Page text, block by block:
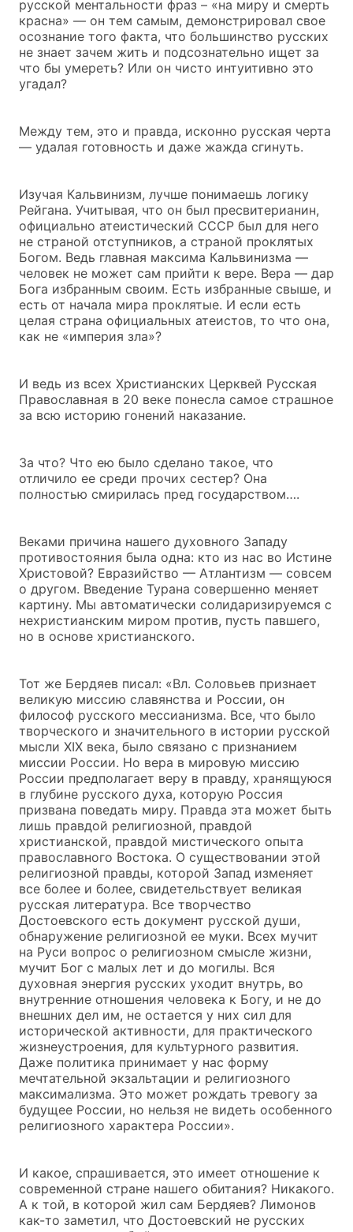
русской ментальности фраз – «на миру и смерть
красна» — он тем самым, демонстрировал свое
осознание того факта, что большинство русских
не знает зачем жить и подсознательно ищет за
что бы умереть? Или он чисто интуитивно это
угадал?
Между тем, это и правда, исконно русская черта
— удалая готовность и даже жажда сгинуть.
Изучая Кальвинизм, лучше понимаешь логику
Рейгана. Учитывая, что он был пресвитерианин,
официально атеистический СССР был для него
не страной отступников, а страной проклятых
Богом. Ведь главная максима Кальвинизма —
человек не может сам прийти к вере. Вера — дар
Бога избранным своим. Есть избранные свыше, и
есть от начала мира проклятые. И если есть
целая страна официальных атеистов, то что она,
как не «империя зла»?
И ведь из всех Христианских Церквей Русская
Православная в 20 веке понесла самое страшное
за всю историю гонений наказание.
За что? Что ею было сделано такое, что
отличило ее среди прочих сестер? Она
полностью смирилась пред государством….
Веками причина нашего духовного Западу
противостояния была одна: кто из нас во Истине
Христовой? Евразийство — Атлантизм — совсем
о другом. Введение Турана совершенно меняет
картину. Мы автоматически солидаризируемся с
нехристианским миром против, пусть павшего,
но в основе христианского.
Тот же Бердяев писал: «Вл. Соловьев признает
великую миссию славянства и России, он
философ русского мессианизма. Все, что было
творческого и значительного в истории русской
мысли XIX века, было связано с признанием
миссии России. Но вера в мировую миссию
России предполагает веру в правду, хранящуюся
в глубине русского духа, которую Россия
призвана поведать миру. Правда эта может быть
лишь правдой религиозной, правдой
христианской, правдой мистического опыта
православного Востока. О существовании этой
религиозной правды, которой Запад изменяет
все более и более, свидетельствует великая
русская литература. Все творчество
Достоевского есть документ русской души,
обнаружение религиозной ее муки. Всех мучит
на Руси вопрос о религиозном смысле жизни,
мучит Бог с малых лет и до могилы. Вся
духовная энергия русских уходит внутрь, во
внутренние отношения человека к Богу, и не до
внешних дел им, не остается у них сил для
исторической активности, для практического
жизнеустроения, для культурного развития.
Даже политика принимает у нас форму
мечтательной экзальтации и религиозного
максимализма. Это может рождать тревогу за
будущее России, но нельзя не видеть особенного
религиозного характера России».
И какое, спрашивается, это имеет отношение к
современной стране нашего обитания? Никакого.
А к той, в которой жил сам Бердяев? Лимонов
как-то заметил, что Достоевский не русских